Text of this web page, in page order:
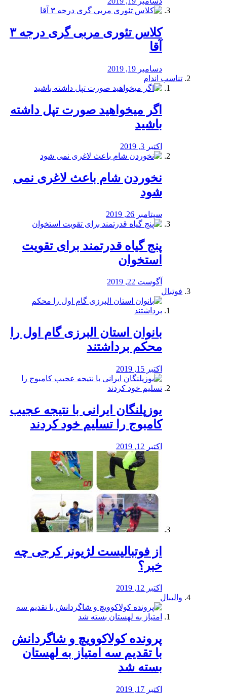
کلاس تئوری مربی گری درجه ۳
آقا
دسامبر 19, 2019
تناسب اندام
اگر میخواهید صورت تپل داشته
باشید
اکتبر 3, 2019
نخوردن شام باعث لاغری نمی
‌شود
سپتامبر 26, 2019
پنج گیاه قدرتمند برای تقویت
استخوان
آگوست 22, 2019
فوتبال
بانوان استان البرزی گام اول را
محكم برداشتند
اکتبر 15, 2019
یوزپلنگان ایرانی با نتیجه عجیب
کامبوج را تسلیم خود کردند
اکتبر 12, 2019
از فوتبالیست لژیونر کرجی چه
خبر؟
اکتبر 12, 2019
والیبال
پرونده کولاکوویچ و شاگردانش
با تقدیم سه امتیاز به لهستان
بسته شد
اکتبر 17, 2019